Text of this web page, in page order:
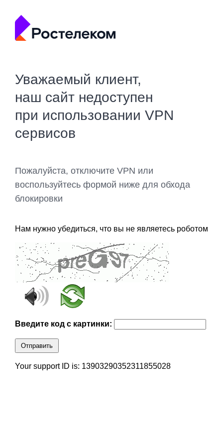
Уважаемый клиент,
наш сайт недоступен
при использовании VPN
сервисов
Пожалуйста, отключите VPN или
воспользуйтесь формой ниже для обхода
блокировки
Нам нужно убедиться, что вы не являетесь роботом
Введите код с картинки:
Отправить
Your support ID is: 13903290352311855028